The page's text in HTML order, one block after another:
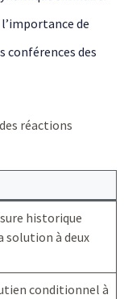
de
conférences des
réactions
historique
solution à deux
conditionnel à